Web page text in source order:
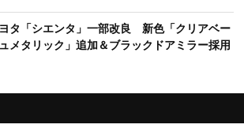
ヨタ「シエンタ」一部改良 新色「クリアベー
メタリック」追加＆ブラックドアミラー採用